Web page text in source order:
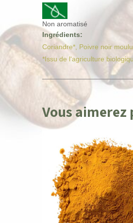
Non aromatisé
Ingrédients:
Coriandre*, Poivre noir
*Issu de l‘agriculture
Vous